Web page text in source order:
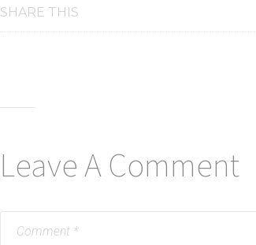
SHARE THIS
Leave A Comment